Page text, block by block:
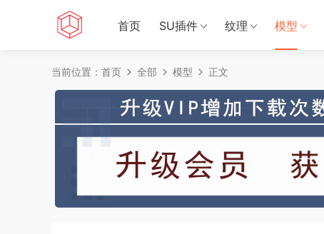
首页 SU插件 纹理 模型
当前位置： 首页 全部 模型 正文